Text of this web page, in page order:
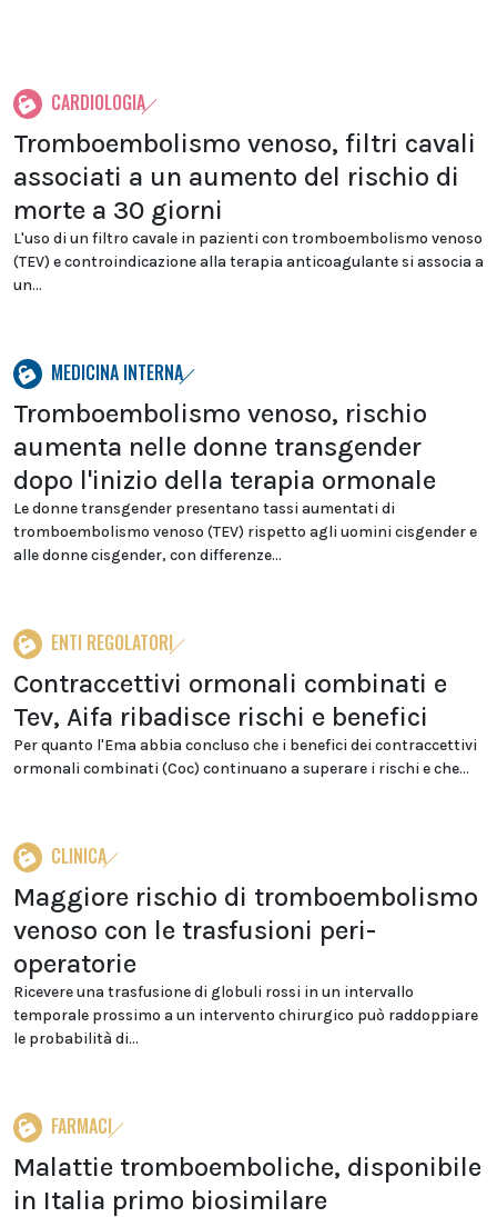
CARDIOLOGIA
Tromboembolismo venoso, filtri cavali
associati a un aumento del rischio di
morte a 30 giorni
L'uso di un filtro cavale in pazienti con tromboembolismo venoso
(TEV) e controindicazione alla terapia anticoagulante si associa a
un...
MEDICINA INTERNA
Tromboembolismo venoso, rischio
aumenta nelle donne transgender
dopo l'inizio della terapia ormonale
Le donne transgender presentano tassi aumentati di
tromboembolismo venoso (TEV) rispetto agli uomini cisgender e
alle donne cisgender, con differenze...
ENTI REGOLATORI
Contraccettivi ormonali combinati e
Tev, Aifa ribadisce rischi e benefici
Per quanto l'Ema abbia concluso che i benefici dei contraccettivi
ormonali combinati (Coc) continuano a superare i rischi e che...
CLINICA
Maggiore rischio di tromboembolismo
venoso con le trasfusioni peri-
operatorie
Ricevere una trasfusione di globuli rossi in un intervallo
temporale prossimo a un intervento chirurgico può raddoppiare
le probabilità di...
FARMACI
Malattie tromboemboliche, disponibile
in Italia primo biosimilare